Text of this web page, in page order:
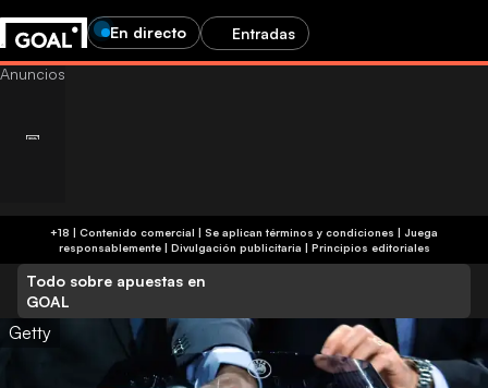
En directo Entradas
+18 | Contenido comercial | Se aplican términos y condiciones | Juega
responsablemente| Divulgación publicitaria | Principios editoriales
Todo sobre apuestas en
GOAL
Getty